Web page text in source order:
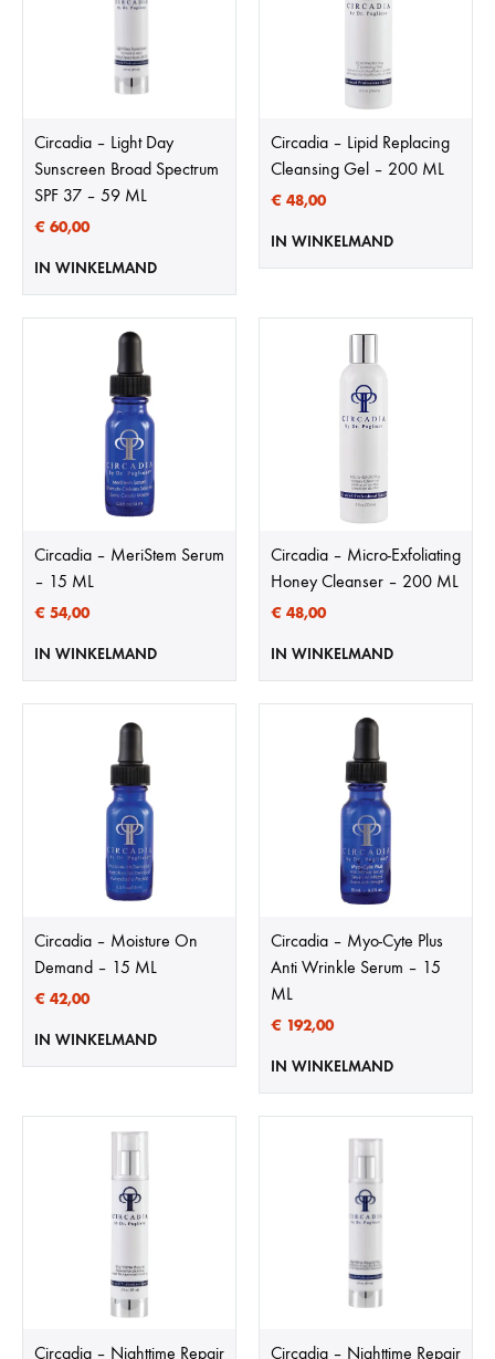
Circadia – Light Day
Sunscreen Broad Spectrum
SPF 37 – 59 ML
€ 60,00
IN WINKELMAND
Circadia – Lipid Replacing
Cleansing Gel – 200 ML
€ 48,00
IN WINKELMAND
Circadia – MeriStem Serum
– 15 ML
€ 54,00
IN WINKELMAND
Circadia – Micro-Exfoliating
Honey Cleanser – 200 ML
€ 48,00
IN WINKELMAND
Circadia – Moisture On
Demand – 15 ML
€ 42,00
IN WINKELMAND
Circadia – Myo-Cyte Plus
Anti Wrinkle Serum – 15
ML
€ 192,00
IN WINKELMAND
Circadia – Nighttime Repair Circadia – Nighttime Repair